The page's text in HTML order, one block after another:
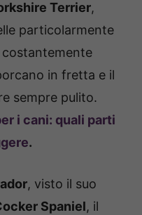
Terrier,
particolarmente
costantemente
in fretta e il
sempre pulito.
i cani: quali parti
.
, visto il suo
Spaniel, il